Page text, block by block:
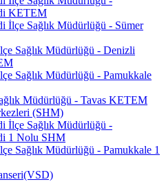
KETEM
İlçe Sağlık Müdürlüğü - Sümer
Sağlık Müdürlüğü - Denizli
Sağlık Müdürlüğü - Pamukkale
Müdürlüğü - Tavas KETEM
(SHM)
İlçe Sağlık Müdürlüğü -
1 Nolu SHM
Sağlık Müdürlüğü - Pamukkale 1